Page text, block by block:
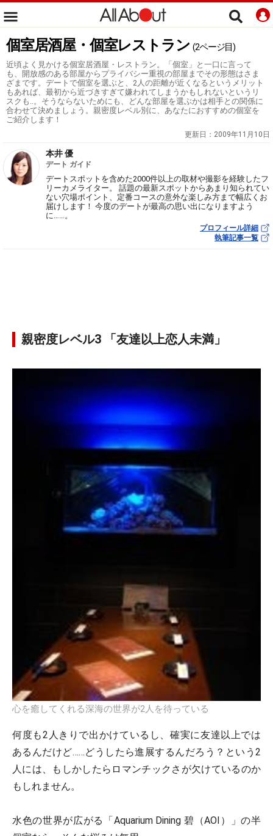
個室居酒屋・個室レストラン (2ページ目)
近頃よく見かける個室居酒屋・レストラン。「個室」と一口に言って
も、開放感のある部屋からプライバシー重視の部屋までその形態はさま
ざまです。デートで個室を選ぶと、2人の距離が近くなるというメリット
もあれば、最初から近づきすぎて嫌われてしまうかもしれないというリ
スクも‥。そうならないためにも、どんな部屋を選ぶかは相手との関係に
合わせて決めましょう。親密度レベル別に、あなたにおすすめの個室を
ご紹介します！
更新日： 2009年11月10日
本井 優
デート ガイド
デートスポットを含めた2000件以上の取材や撮影を経験したフ
リーカメライター。 話題の最新スポットからあまり知られてい
ない穴場ポイント、定番コースの意外な楽しみ方まで幅広くお
届けします！ 今度のデートが最高の思い出になりますよう
に……。
プロフィール詳細
執筆記事一覧
親密度レベル3 「友達以上恋人未満」
心を癒してくれる深海の世界が2人を待っている
何度も2人きりで出かけているし、確実に友達以上では
あるんだけど……どうしたら進展するんだろう？という2
人には、もしかしたらロマンチックさが欠けているのか
もしれません。
水色の世界が広がる「Aquarium Dining 碧（AOI）」の半